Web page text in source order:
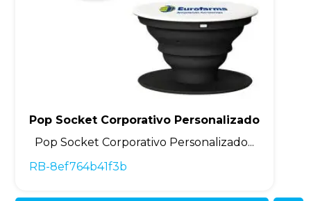
Pop Socket Corporativo Personalizado
Pop Socket Corporativo Personalizado...
RB-8ef764b41f3b